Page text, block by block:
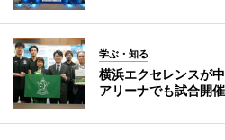
学ぶ・知る
横浜エクセレンスが
アリーナでも試合開催